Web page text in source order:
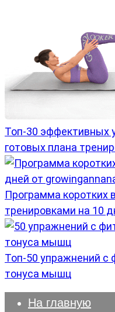
Топ-30 эффективных
готовых плана
Программа коротких
тренировками на 10
Топ-50 упражнений с
тонуса мышц
На главную